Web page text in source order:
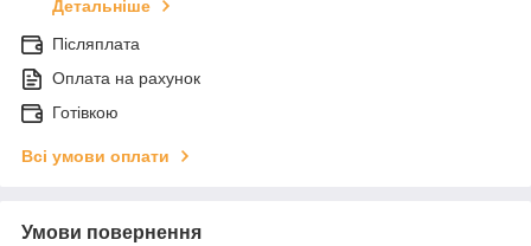
Детальніше
Післяплата
Оплата на рахунок
Готівкою
Всі умови оплати
Умови повернення